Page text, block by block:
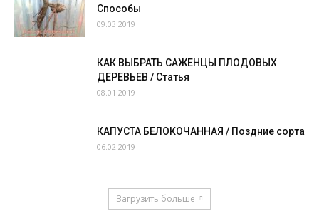
Способы
09.03.2019
КАК ВЫБРАТЬ САЖЕНЦЫ ПЛОДОВЫХ
ДЕРЕВЬЕВ / Статья
08.01.2019
КАПУСТА БЕЛОКОЧАННАЯ / Поздние сорта
06.02.2019
Загрузить больше